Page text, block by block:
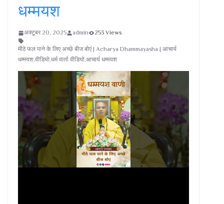
धम्मयश
अक्टूबर 20, 2025 admin 253 Views
मीठे फल पाने के लिए अच्छे बीज बोएं | Acharya Dhammayasha | आचार्य
धम्मयश,वीडियो,धर्म वार्ता वीडियो,आचार्य धम्मयश